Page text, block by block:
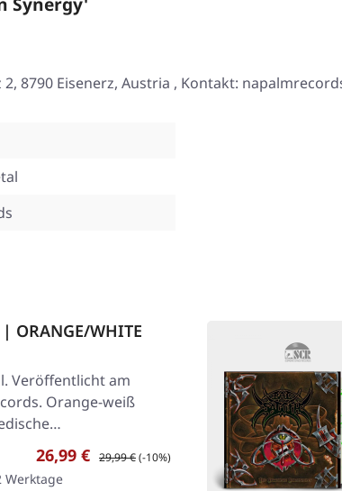
8790 Eisenerz, Austria , Kontakt:
ORANGE/WHITE
Veröffentlicht am
Orange-weiß
Verkaufspreis:
26,99 € Regulärer Preis:
29,99 €(-10%)
Werktage